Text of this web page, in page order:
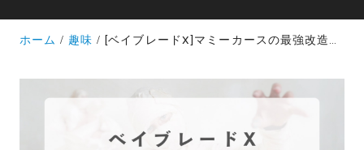
ホーム 趣味 [ベイブレードX]マミーカースの最強改造について解説